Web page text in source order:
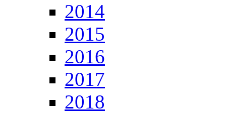
2014
2015
2016
2017
2018